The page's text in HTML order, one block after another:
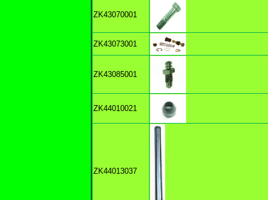
ZK43070001
ZK43073001
ZK43085001
ZK44010021
ZK44013037